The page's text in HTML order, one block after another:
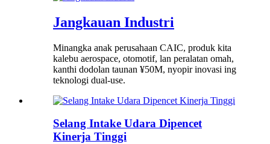
Jangkauan Industri
Minangka anak perusahaan CAIC, produk kita
kalebu aerospace, otomotif, lan peralatan omah,
kanthi dodolan taunan ¥50M, nyopir inovasi ing
teknologi dual-use.
Selang Intake Udara Dipencet
Kinerja Tinggi